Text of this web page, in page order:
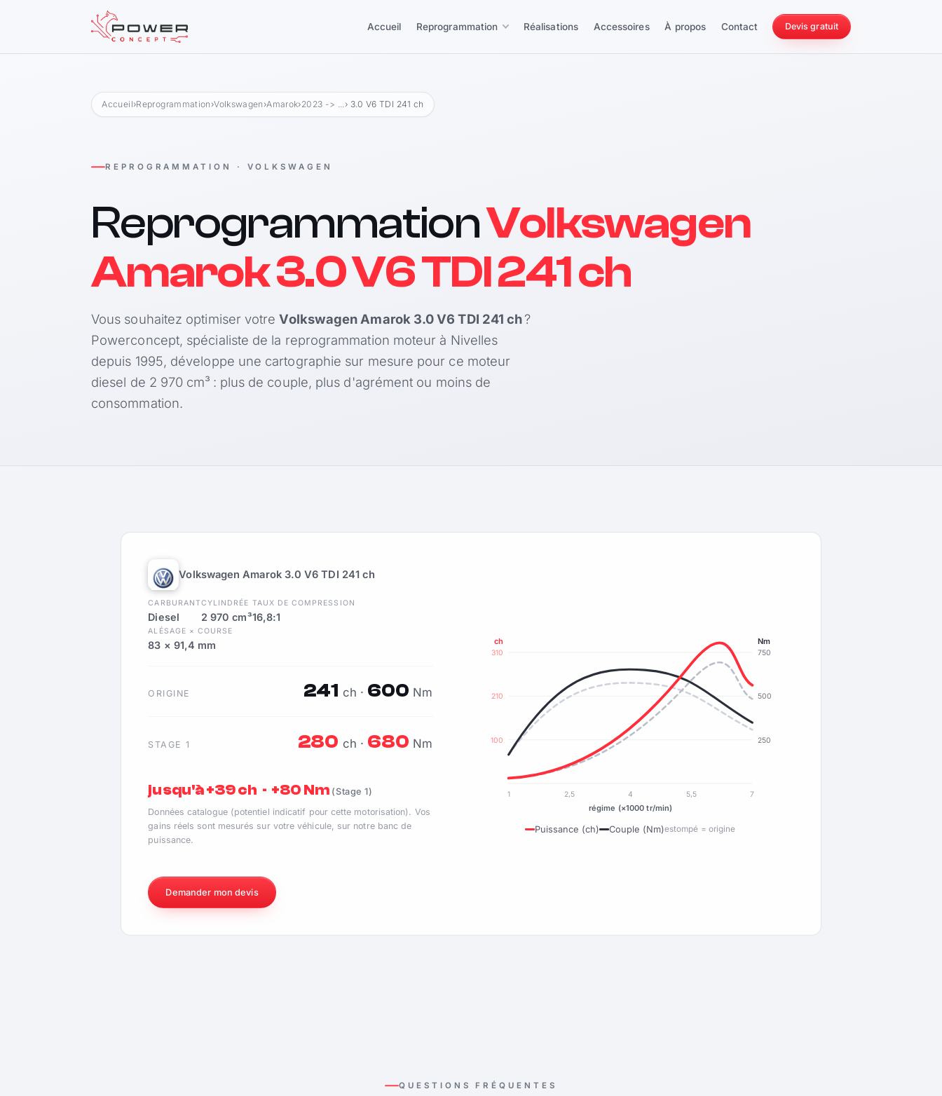
Accueil Reprogrammation Réalisations Accessoires À propos Contact Devis gratuit
Accueil›Reprogrammation ›Volkswagen ›Amarok›2023 -> ...› 3.0 V6 TDI 241 ch
REPROGRAMMATION · VOLKSWAGEN
ReprogrammationVolkswagen
Amarok 3.0 V6 TDI 241 ch
Vous souhaitez optimiser votreVolkswagen Amarok 3.0 V6 TDI 241 ch?
Powerconcept, spécialiste de la reprogrammation moteur à Nivelles
depuis 1995, développe une cartographie sur mesure pour ce moteur
diesel de 2 970 cm³ : plus de couple, plus d'agrément ou moins de
consommation.
Volkswagen Amarok 3.0 V6 TDI 241 ch
CARBURANT
Diesel
CYLINDRÉE
2 970 cm³
TAUX DE COMPRESSION
16,8:1
ALÉSAGE × COURSE
83 × 91,4 mm
ORIGINE 241 ch · 600 Nm
STAGE 1 280 ch · 680 Nm
jusqu'à +39 ch · +80 Nm (Stage 1)
Données catalogue (potentiel indicatif pour cette motorisation). Vos
gains réels sont mesurés sur votre véhicule, sur notre banc de
puissance.
100
210
310
250
500
750
ch Nm
1 2,5 4 5,5 7
régime (×1000 tr/min)
Puissance (ch) Couple (Nm)estompé = origine
Demander mon devis
QUESTIONS FRÉQUENTES